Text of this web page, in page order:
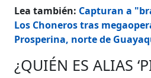
Lea también: Capturan a
Los Choneros tras
Prosperina, norte de
¿QUIÉN ES ALIAS